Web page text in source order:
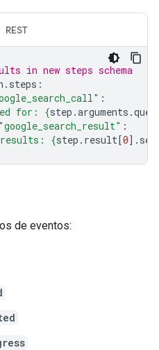
REST
in new steps schema
. steps :
:
for: {step .arguments .
"google_search_result" :
results: {step . result[0] .
de eventos: